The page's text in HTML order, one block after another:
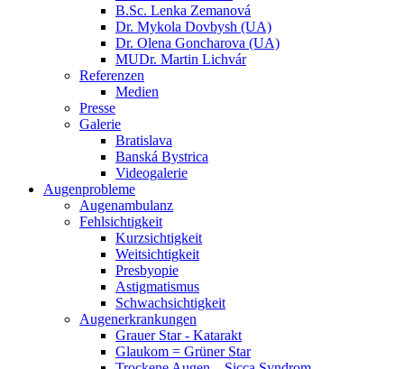
B.Sc. Lenka Zemanová
Dr. Mykola Dovbysh (UA)
Dr. Olena Goncharova (UA)
MUDr. Martin Lichvár
Referenzen
Medien
Presse
Galerie
Bratislava
Banská Bystrica
Videogalerie
Augenprobleme
Augenambulanz
Fehlsichtigkeit
Kurzsichtigkeit
Weitsichtigkeit
Presbyopie
Astigmatismus
Schwachsichtigkeit
Augenerkrankungen
Grauer Star - Katarakt
Glaukom = Grüner Star